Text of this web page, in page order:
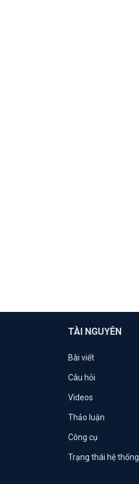
TÀI NGUYÊN
Bài viết
Câu hỏi
Videos
Thảo luận
Công cụ
Trạng thái hệ thống